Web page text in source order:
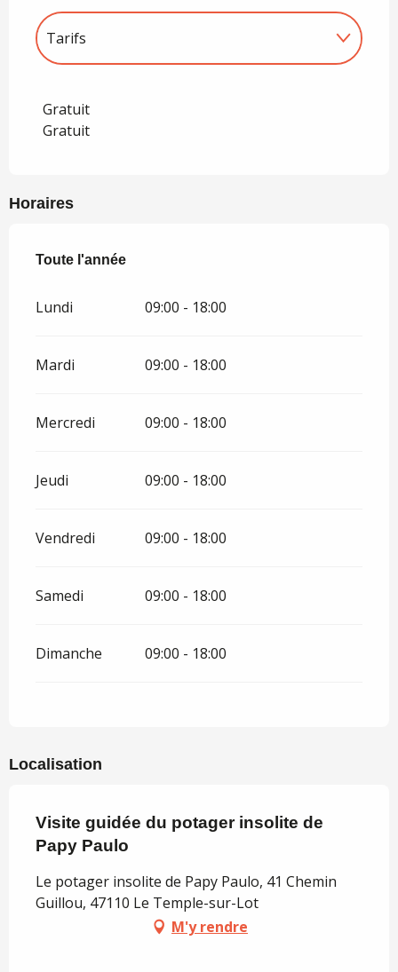
Tarifs
Gratuit
Gratuit
Horaires
Toute l'année
Toute l'année
Lundi 09:00 - 18:00
Mardi 09:00 - 18:00
Mercredi 09:00 - 18:00
Jeudi 09:00 - 18:00
Vendredi 09:00 - 18:00
Samedi 09:00 - 18:00
Dimanche 09:00 - 18:00
Localisation
Visite guidée du potager insolite de
Papy Paulo
Le potager insolite de Papy Paulo, 41 Chemin
Guillou, 47110 Le Temple-sur-Lot
M'y rendre